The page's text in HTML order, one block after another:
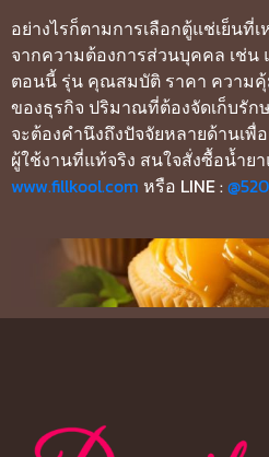
อย่างไรก็ตามการเลือกตู้แช่เย็น
จากความต้องการส่วนบุคคล เช่น
ตอนนี้ รุ่น คุณสมบัติ ราคา ความคุ้
ของธุรกิจ ปริมาณที่ต้องจัดเก็บรั
จะต้องคำนึงถึงปัจจัยหลายด้านเ
ผู้ใช้งานที่แท้จริง สนใจสั่งซื้อน้ำ
www.fillkool.com หรือ LINE :